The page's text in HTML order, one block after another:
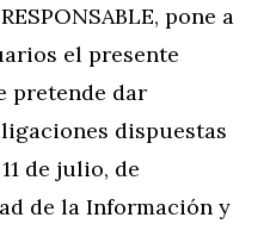
pone a
el presente
pretende dar
dispuestas
de julio, de
de la Información y